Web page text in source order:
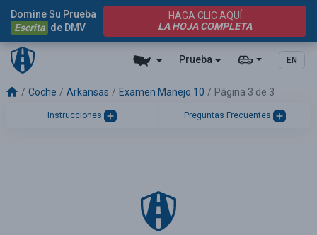
Prueba EN
Domine Su Prueba
Escrita de DMV
HAGA CLIC AQUÍ
LA HOJA COMPLETA
Coche Arkansas Examen Manejo 10 Página 3 de 3
Instrucciones Preguntas Frecuentes